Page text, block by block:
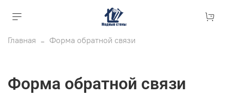
Главная Форма обратной связи
Форма обратной связи